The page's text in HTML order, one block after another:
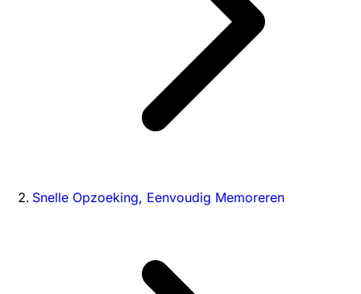
Snelle Opzoeking, Eenvoudig Memoreren